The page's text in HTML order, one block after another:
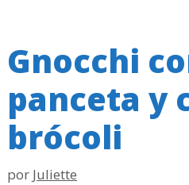
Gnocchi
panceta y
brócoli
por Juliette